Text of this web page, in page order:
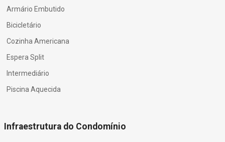
Armário Embutido
Bicicletário
Cozinha Americana
Espera Split
Intermediário
Piscina Aquecida
Infraestrutura do Condomínio